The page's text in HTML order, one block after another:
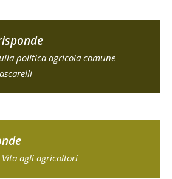
politica agricola comune
Vita agli agricoltori